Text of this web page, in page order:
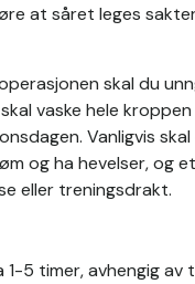
at såret leges
skal du
vaske hele
Vanligvis
og ha hevelser, og
eller treningsdrakt.
1-5 timer, avhengig